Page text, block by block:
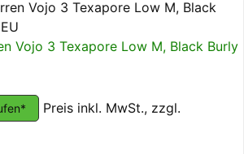
Vojo 3 Texapore Low M, Black Burly
Preis inkl. MwSt., zzgl.